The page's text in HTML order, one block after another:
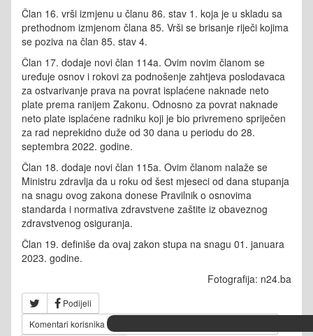
Član 16. vrši izmjenu u članu 86. stav 1. koja je u skladu sa
prethodnom izmjenom člana 85. Vrši se brisanje riječi kojima
se poziva na član 85. stav 4.
Član 17. dodaje novi član 114a. Ovim novim članom se
uređuje osnov i rokovi za podnošenje zahtjeva poslodavaca
za ostvarivanje prava na povrat isplaćene naknade neto
plate prema ranijem Zakonu. Odnosno za povrat naknade
neto plate isplaćene radniku koji je bio privremeno spriječen
za rad neprekidno duže od 30 dana u periodu do 28.
septembra 2022. godine.
Član 18. dodaje novi član 115a. Ovim članom nalaže se
Ministru zdravlja da u roku od šest mjeseci od dana stupanja
na snagu ovog zakona donese Pravilnik o osnovima
standarda i normativa zdravstvene zaštite iz obaveznog
zdravstvenog osiguranja.
Član 19. definiše da ovaj zakon stupa na snagu 01. januara
2023. godine.
Fotografija: n24.ba
Podijeli
Komentari korisnika